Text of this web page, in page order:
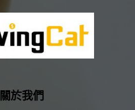
關於我們